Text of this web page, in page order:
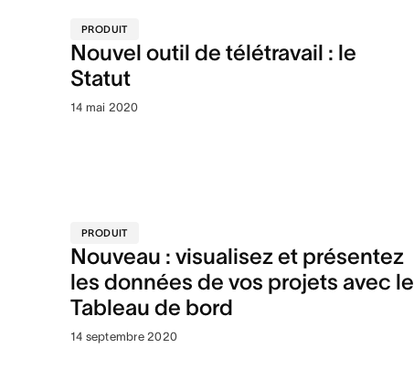
PRODUIT
Nouvel outil de télétravail : le
Statut
14 mai 2020
PRODUIT
Nouveau : visualisez et présentez
les données de vos projets avec le
Tableau de bord
14 septembre 2020